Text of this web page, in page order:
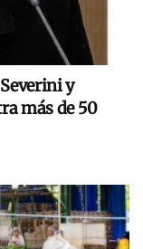
y
más de 50